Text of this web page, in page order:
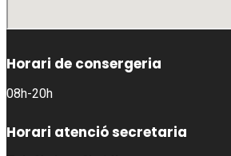
Horari de consergeria
08h-20h
Horari atenció secretaria